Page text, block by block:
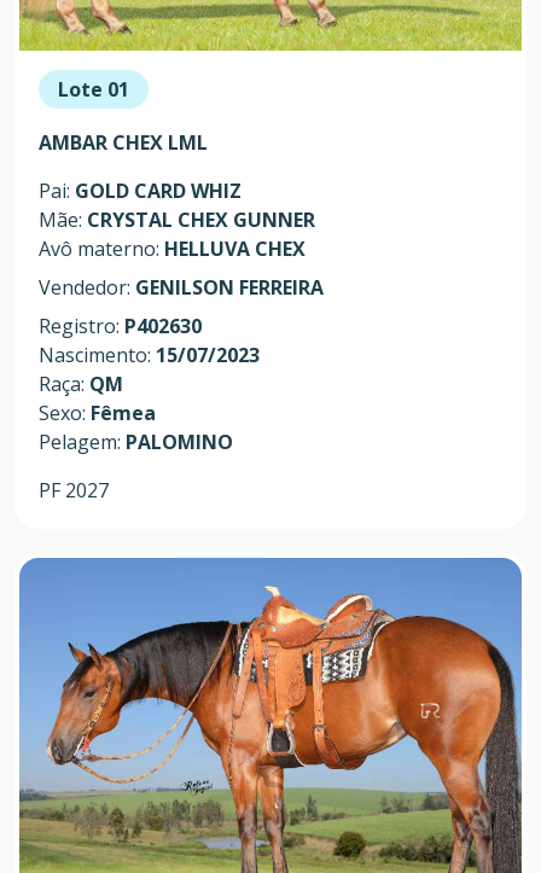
Lote 01
AMBAR CHEX LML
Pai: GOLD CARD WHIZ
Mãe: CRYSTAL CHEX GUNNER
Avô materno: HELLUVA CHEX
Vendedor: GENILSON FERREIRA
Registro: P402630
Nascimento: 15/07/2023
Raça: QM
Sexo: Fêmea
Pelagem: PALOMINO
PF 2027